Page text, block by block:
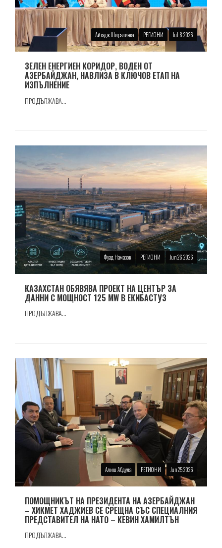
Айтадж Ширалиева РЕГИОНИ Jul 8 2026
ЗЕЛЕН ЕНЕРГИЕН КОРИДОР, ВОДЕН ОТ
АЗЕРБАЙДЖАН, НАВЛИЗА В КЛЮЧОВ ЕТАП НА
ИЗПЪЛНЕНИЕ
ПРОДЪЛЖАВА...
Фуад Намазов РЕГИОНИ Jun 26 2026
КАЗАХСТАН ОБЯВЯВА ПРОЕКТ НА ЦЕНТЪР ЗА
ДАННИ С МОЩНОСТ 125 MW В ЕКИБАСТУЗ
ПРОДЪЛЖАВА...
Алиш Абдула РЕГИОНИ Jun 25 2026
ПОМОЩНИКЪТ НА ПРЕЗИДЕНТА НА АЗЕРБАЙДЖАН
– ХИКМЕТ ХАДЖИЕВ СЕ СРЕЩНА СЪС СПЕЦИАЛНИЯ
ПРЕДСТАВИТЕЛ НА НАТО – КЕВИН ХАМИЛТЪН
ПРОДЪЛЖАВА...